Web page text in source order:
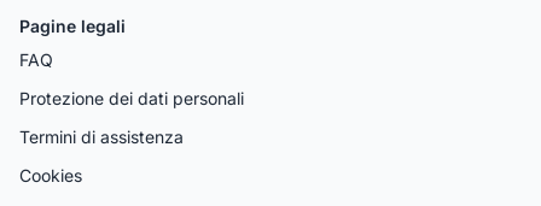
Pagine legali
FAQ
Protezione dei dati personali
Termini di assistenza
Cookies